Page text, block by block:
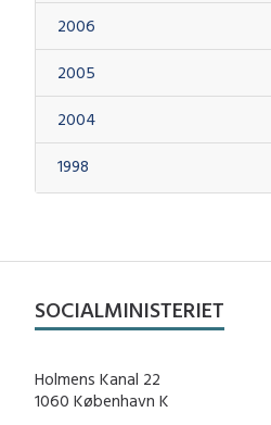
2006
2005
2004
1998
SOCIALMINISTERIET
Holmens Kanal 22
1060 København K